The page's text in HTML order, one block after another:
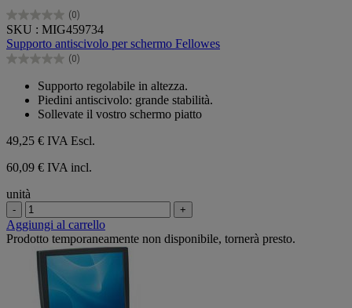
(0)
0.0
su
5
stelle.
SKU : MIG459734
Supporto antiscivolo per schermo Fellowes
(0)
0.0
stelle.
Supporto regolabile in altezza.
Piedini antiscivolo: grande stabilità.
Sollevate il vostro schermo piatto
49,25 € IVA Escl.
60,09 € IVA incl.
unità
- +
Aggiungi al carrello
Prodotto temporaneamente non disponibile, tornerà presto.